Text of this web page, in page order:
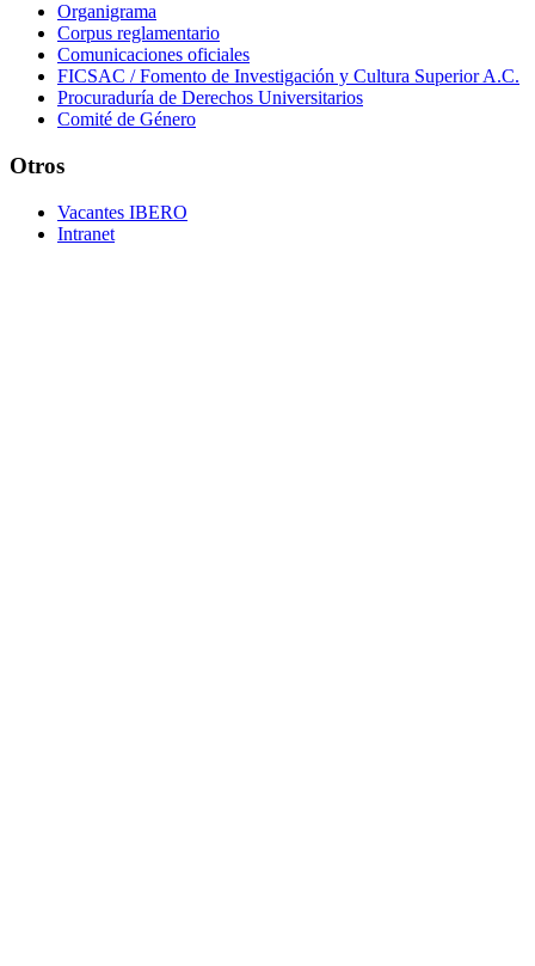
Organigrama
Corpus reglamentario
Comunicaciones oficiales
FICSAC / Fomento de Investigación y Cultura Superior A.C.
Procuraduría de Derechos Universitarios
Comité de Género
Otros
Vacantes IBERO
Intranet